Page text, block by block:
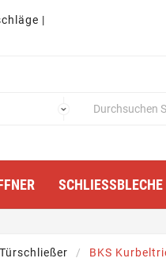
|
SCHLIESSBLECHE
Türschließer BKS